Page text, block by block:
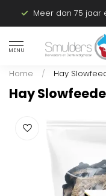
Meer dan 75 jaar
MENU
Home / Hay
Hay